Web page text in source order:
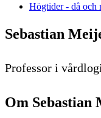
Högtider - då och
Sebastian
Professor i
Om Sebastian